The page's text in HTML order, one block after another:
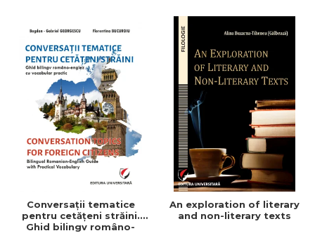
Conversaţii tematice
pentru cetăţeni străini.
Ghid bilingv româno-
An exploration of literary
and non-literary texts